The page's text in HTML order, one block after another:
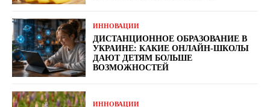
ИННОВАЦИИ
ДИСТАНЦИОННОЕ ОБРАЗОВАНИЕ В
УКРАИНЕ: КАКИЕ ОНЛАЙН-ШКОЛЫ
ДАЮТ ДЕТЯМ БОЛЬШЕ
ВОЗМОЖНОСТЕЙ
ИННОВАЦИИ